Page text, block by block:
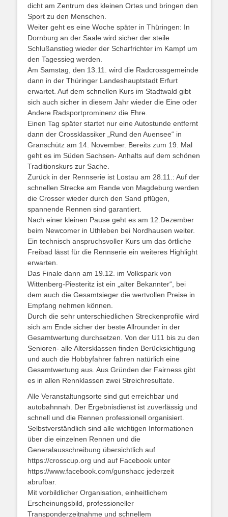
dicht am Zentrum des kleinen Ortes und bringen den
Sport zu den Menschen.
Weiter geht es eine Woche später in Thüringen: In
Dornburg an der Saale wird sicher der steile
Schlußanstieg wieder der Scharfrichter im Kampf um
den Tagessieg werden.
Am Samstag, den 13.11. wird die Radcrossgemeinde
dann in der Thüringer Landeshauptstadt Erfurt
erwartet. Auf dem schnellen Kurs im Stadtwald gibt
sich auch sicher in diesem Jahr wieder die Eine oder
Andere Radsportprominenz die Ehre.
Einen Tag später startet nur eine Autostunde entfernt
dann der Crossklassiker „Rund den Auensee“ in
Granschütz am 14. November. Bereits zum 19. Mal
geht es im Süden Sachsen- Anhalts auf dem schönen
Traditionskurs zur Sache.
Zurück in der Rennserie ist Lostau am 28.11.: Auf der
schnellen Strecke am Rande von Magdeburg werden
die Crosser wieder durch den Sand pflügen,
spannende Rennen sind garantiert.
Nach einer kleinen Pause geht es am 12.Dezember
beim Newcomer in Uthleben bei Nordhausen weiter.
Ein technisch anspruchsvoller Kurs um das örtliche
Freibad lässt für die Rennserie ein weiteres Highlight
erwarten.
Das Finale dann am 19.12. im Volkspark von
Wittenberg-Piesteritz ist ein „alter Bekannter“, bei
dem auch die Gesamtsieger die wertvollen Preise in
Empfang nehmen können.
Durch die sehr unterschiedlichen Streckenprofile wird
sich am Ende sicher der beste Allrounder in der
Gesamtwertung durchsetzen. Von der U11 bis zu den
Senioren- alle Altersklassen finden Berücksichtigung
und auch die Hobbyfahrer fahren natürlich eine
Gesamtwertung aus. Aus Gründen der Fairness gibt
es in allen Rennklassen zwei Streichresultate.
Alle Veranstaltungsorte sind gut erreichbar und
autobahnnah. Der Ergebnisdienst ist zuverlässig und
schnell und die Rennen professionell organisiert.
Selbstverständlich sind alle wichtigen Informationen
über die einzelnen Rennen und die
Generalausschreibung übersichtlich auf
https://crosscup.org und auf Facebook unter
https://www.facebook.com/gunshacc jederzeit
abrufbar.
Mit vorbildlicher Organisation, einheitlichem
Erscheinungsbild, professioneller
Transponderzeitnahme und schnellem